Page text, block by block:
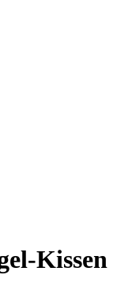
Kissen